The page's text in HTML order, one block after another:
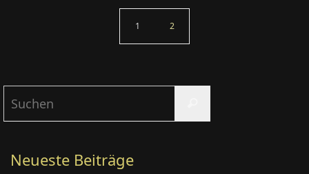
1 2
Neueste Beiträge